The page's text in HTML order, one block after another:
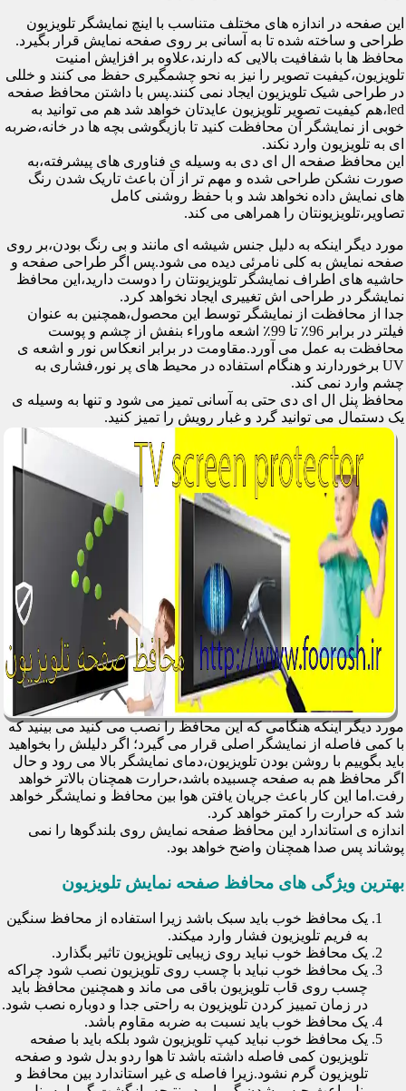
این صفحه در اندازه های مختلف متناسب با اینچ نمایشگر تلویزیون
طراحی و ساخته شده تا به آسانی بر روی صفحه نمایش قرار بگیرد.
محافظ ها با شفافیت بالایی که دارند،علاوه بر افزایش امنیت
تلویزیون،کیفیت تصویر را نیز به نحو چشمگیری حفظ می کنند و خللی
در طراحی شیک تلویزیون ایجاد نمی کنند.پس با داشتن محافظ صفحه
led،هم کیفیت تصویر تلویزیون عایدتان خواهد شد هم می توانید به
خوبی از نمایشگر آن محافظت کنید تا بازیگوشی بچه ها در خانه،ضربه
ای به تلویزیون وارد نکند.
این محافظ صفحه ال ای دی به وسیله ی فناوری های پیشرفته،به
صورت نشکن طراحی شده و مهم تر از آن باعث تاریک شدن رنگ
های نمایش داده نخواهد شد و با حفظ روشنی کامل
تصاویر،تلویزیونتان را همراهی می کند.
مورد دیگر اینکه به دلیل جنس شیشه ای مانند و بی رنگ بودن،بر روی
صفحه نمایش به کلی نامرئی دیده می شود.پس اگر طراحی صفحه و
حاشیه های اطراف نمایشگر تلویزیونتان را دوست دارید،این محافظ
نمایشگر در طراحی اش تغییری ایجاد نخواهد کرد.
جدا از محافظت از نمایشگر توسط این محصول،همچنین به عنوان
فیلتر در برابر 96٪ تا 99٪ اشعه ماوراء بنفش از چشم و پوست
محافظت به عمل می آورد.مقاومت در برابر انعکاس نور و اشعه ی
UV برخوردارند و هنگام استفاده در محیط های پر نور،فشاری به
چشم وارد نمی کند.
محافظ پنل ال ای دی حتی به آسانی تمیز می شود و تنها به وسیله ی
یک دستمال می توانید گرد و غبار رویش را تمیز کنید.
مورد دیگر اینکه هنگامی که این محافظ را نصب می کنید می بینید که
با کمی فاصله از نمایشگر اصلی قرار می گیرد؛ اگر دلیلش را بخواهید
باید بگوییم با روشن بودن تلویزیون،دمای نمایشگر بالا می رود و حال
اگر محافظ هم به صفحه چسبیده باشد،حرارت همچنان بالاتر خواهد
رفت.اما این کار باعث جریان یافتن هوا بین محافظ و نمایشگر خواهد
شد که حرارت را کمتر خواهد کرد.
اندازه ی استاندارد این محافظ صفحه نمایش روی بلندگوها را نمی
پوشاند پس صدا همچنان واضح خواهد بود.
بهترین ویژگی های محافظ صفحه نمایش تلویزیون
یک محافظ خوب باید سبک باشد زیرا استفاده از محافظ سنگین
به فریم تلویزیون فشار وارد میکند.
یک محافظ خوب نباید روی زیبایی تلویزیون تاثیر بگذارد.
یک محافظ خوب نباید با چسب روی تلویزیون نصب شود چراکه
چسب روی قاب تلویزیون باقی می ماند و همچنین محافظ باید
در زمان تمییز کردن تلویزیون به راحتی جدا و دوباره نصب شود.
یک محافظ خوب باید نسبت به ضربه مقاوم باشد.
یک محافظ خوب نباید کیپ تلویزیون شود بلکه باید با صفحه
تلویزیون کمی فاصله داشته باشد تا هوا ردو بدل شود و صفحه
تلویزیون گرم نشود.زیرا فاصله ی غیر استاندارد بین محافظ و